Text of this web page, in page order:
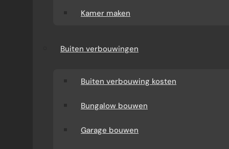
Kamer maken
Buiten verbouwingen
Buiten verbouwing kosten
Bungalow bouwen
Garage bouwen